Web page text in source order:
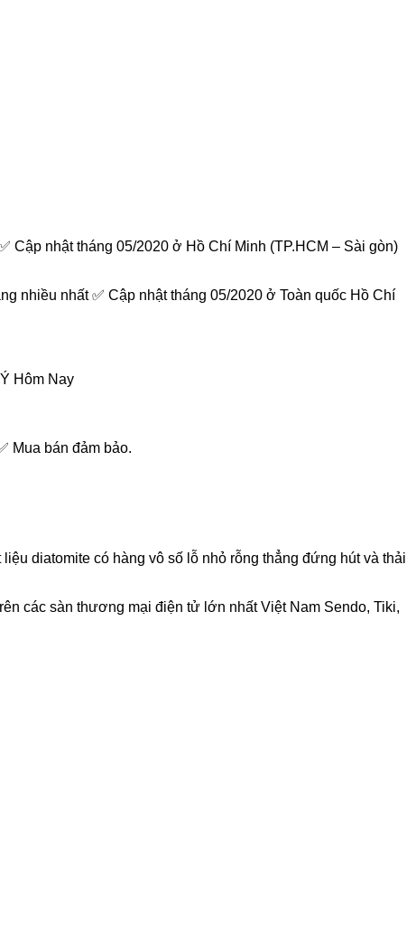
Cập nhật tháng 05/2020 ở Hồ Chí Minh (TP.HCM – Sài gòn)
nhiều nhất ✅ Cập nhật tháng 05/2020 ở Toàn quốc Hồ Chí
Hôm Nay
Mua bán đảm bảo.
diatomite có hàng vô số lỗ nhỏ rỗng thẳng đứng hút và thải
các sàn thương mại điện tử lớn nhất Việt Nam Sendo, Tiki,